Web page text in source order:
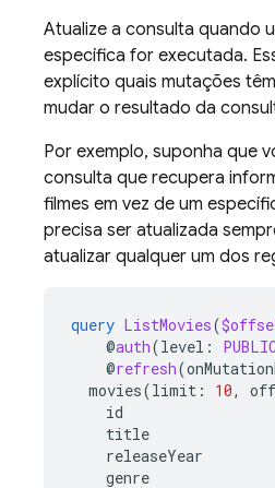
Atualize a consulta quando
específica for executada.
explícito quais mutações
mudar o resultado da
Por exemplo, suponha que
consulta que recupera
filmes em vez de um
precisa ser atualizada
atualizar qualquer um dos
query ListMovies(
@auth(level :
@refresh(
movies(limit : 10,
id
title
releaseYear
genre